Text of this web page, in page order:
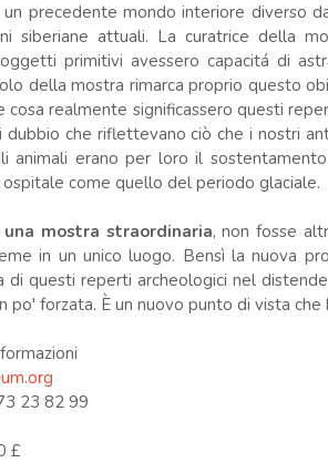
precedente mondo interiore diverso
siberiane attuali. La curatrice della
primitivi avessero capacitá di
della mostra rimarca proprio questo
cosa realmente significassero questi
dubbio che riflettevano ciò che i nostri
animali erano per loro il
come quello del periodo glaciale.
una mostra straordinaria, non fosse
in un unico luogo. Bensì la nuova
di questi reperti archeologici nel
po' forzata. È un nuovo punto di vista
23 82 99
£